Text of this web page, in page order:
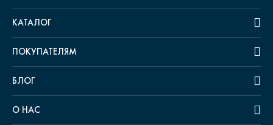
КАТАЛОГ
ПОКУПАТЕЛЯМ
БЛОГ
О НАС